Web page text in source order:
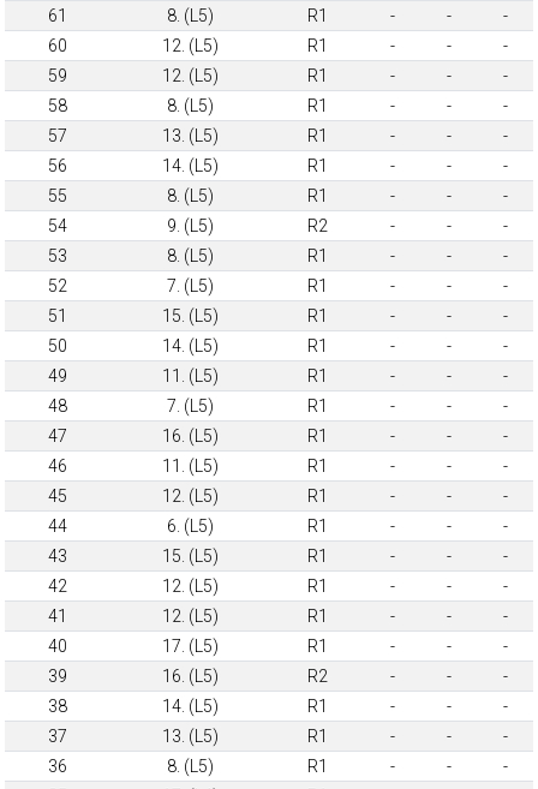
61
8. (L5) R1 - -
-
60
12. (L5) R1 - -
-
59
12. (L5) R1 - -
-
58
8. (L5) R1 - -
-
57
13. (L5) R1 - -
-
56
14. (L5) R1 - -
-
55
8. (L5) R1 - -
-
54
9. (L5) R2 - -
-
53
8. (L5) R1 - -
-
52
7. (L5) R1 - -
-
51
15. (L5) R1 - -
-
50
14. (L5) R1 - -
-
49
11. (L5) R1 - -
-
48
7. (L5) R1 - -
-
47
16. (L5) R1 - -
-
46
11. (L5) R1 - -
-
45
12. (L5) R1 - -
-
44
6. (L5) R1 - -
-
43
15. (L5) R1 - -
-
42
12. (L5) R1 - -
-
41
12. (L5) R1 - -
-
40
17. (L5) R1 - -
-
39
16. (L5) R2 - -
-
38
14. (L5) R1 - -
-
37
13. (L5) R1 - -
-
36
8. (L5) R1 - -
-